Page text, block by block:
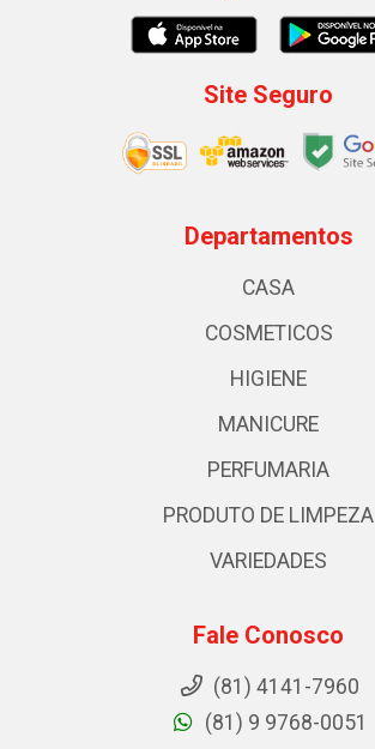
Site Seguro
Departamentos
CASA
COSMETICOS
HIGIENE
MANICURE
PERFUMARIA
PRODUTO DE LIMPEZA
VARIEDADES
Fale Conosco
(81) 4141-7960
(81) 9 9768-0051